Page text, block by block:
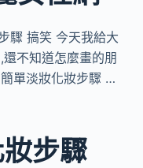
驟 搞笑 今天我給大
不知道怎麼畫的朋
單淡妝化妝步驟 …
步驟